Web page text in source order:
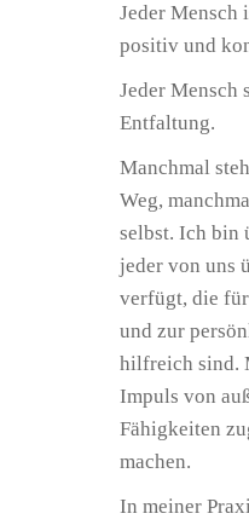
Jeder Mensch
positiv und
Jeder Mensch
Entfaltung.
Manchmal
Weg,
selbst. Ich bin
jeder von uns
verfügt, die
und zur
hilfreich sind.
Impuls von
Fähigkeiten
machen.
In meiner